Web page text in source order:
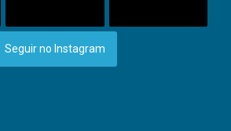
Seguir no Instagram